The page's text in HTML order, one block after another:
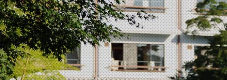
当サイトは、外部サイトの翻訳サービス［
Google翻訳サービス ］を導入しています。
機械的に翻訳されますので、言葉づかい・文
法などが正確でない場合があります。翻訳の
精度にともなう間違いがあったとしても、当
社では責任を負うことができません。